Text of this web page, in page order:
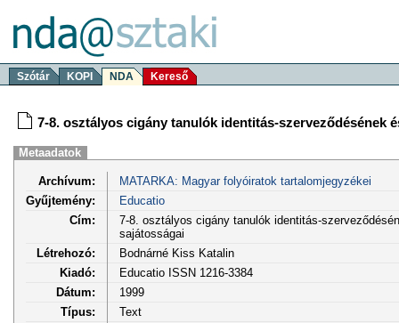
Szótár KOPI NDA Kereső
7-8. osztályos cigány tanulók identitás-szerveződésének
Metaadatok
Archívum:
MATARKA: Magyar folyóiratok tartalomjegyzékei
Gyűjtemény:
Educatio
Cím:
7-8. osztályos cigány tanulók identitás-
sajátosságai
Létrehozó:
Bodnárné Kiss Katalin
Kiadó:
Educatio ISSN 1216-3384
Dátum:
1999
Típus:
Text